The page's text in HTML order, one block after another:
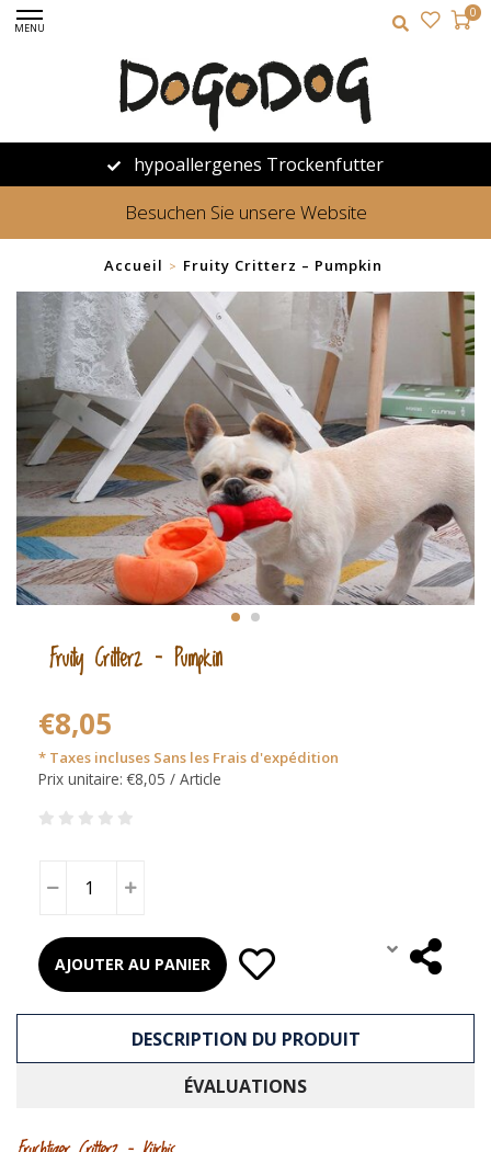
MENU
0
hypoallergenes Trockenfutter
Besuchen Sie unsere Website
Accueil > Fruity Critterz – Pumpkin
Fruity Critterz – Pumpkin
€8,05
* Taxes incluses Sans les Frais d'expédition
Prix unitaire: €8,05 / Article
AJOUTER AU PANIER
DESCRIPTION DU PRODUIT
ÉVALUATIONS